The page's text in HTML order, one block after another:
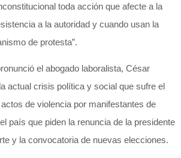
toda acción que afecte a la
a la autoridad y cuando usan la
de protesta”.
el abogado laboralista, César
actual crisis política y social que sufre el
de violencia por manifestantes de
país que piden la renuncia de la presidente
y la convocatoria de nuevas elecciones.